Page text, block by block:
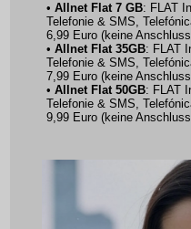
• Allnet Flat 7 GB: FLAT
Telefonie & SMS,
6,99 Euro (keine
• Allnet Flat 35GB: FLAT
Telefonie & SMS,
7,99 Euro (keine
• Allnet Flat 50GB: FLAT
Telefonie & SMS,
9,99 Euro (keine